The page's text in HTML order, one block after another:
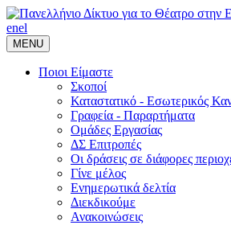
enel
MENU
Ποιοι Είμαστε
Σκοποί
Καταστατικό - Εσωτερικός
Γραφεία - Παραρτήματα
Ομάδες Εργασίας
ΔΣ Επιτροπές
Οι δράσεις σε διάφορες
Γίνε μέλος
Ενημερωτικά δελτία
Διεκδικούμε
Ανακοινώσεις